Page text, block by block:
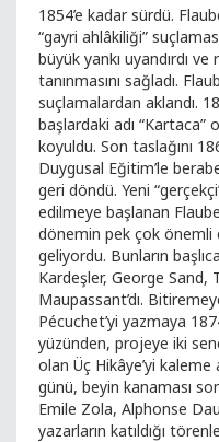
1854’e kadar sürdü.
“gayri ahlâkiliği”
büyük yankı uyandırdı
tanınmasını sağladı.
suçlamalardan aklandı.
başlardaki adı “Kartaca”
koyuldu. Son taslağını
Duygusal Eğitim’le
geri döndü. Yeni
edilmeye başlanan
dönemin pek çok önemli
geliyordu. Bunların
Kardeşler, George Sand,
Maupassant’dı.
Pécuchet’yi yazmaya
yüzünden, projeye iki
olan Üç Hikâye’yi kaleme
günü, beyin kanaması
Emile Zola, Alphonse
yazarların katıldığı